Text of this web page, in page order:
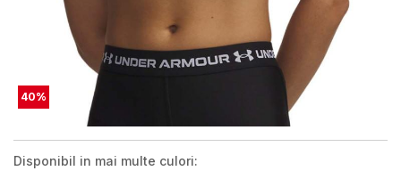
40%
Disponibil in mai multe culori: